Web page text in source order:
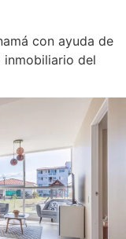
con ayuda de
inmobiliario del